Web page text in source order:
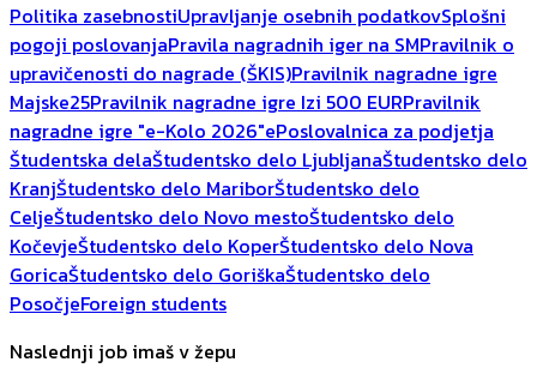
Politika zasebnostiUpravljanje osebnih podatkovSplošni
pogoji poslovanjaPravila nagradnih iger na SMPravilnik o
upravičenosti do nagrade (ŠKIS)Pravilnik nagradne igre
Majske25Pravilnik nagradne igre Izi 500 EURPravilnik
nagradne igre "e-Kolo 2026"ePoslovalnica za podjetja
Študentska delaŠtudentsko delo LjubljanaŠtudentsko delo
KranjŠtudentsko delo MariborŠtudentsko delo
CeljeŠtudentsko delo Novo mestoŠtudentsko delo
KočevjeŠtudentsko delo KoperŠtudentsko delo Nova
GoricaŠtudentsko delo GoriškaŠtudentsko delo
PosočjeForeign students
Naslednji job imaš v žepu